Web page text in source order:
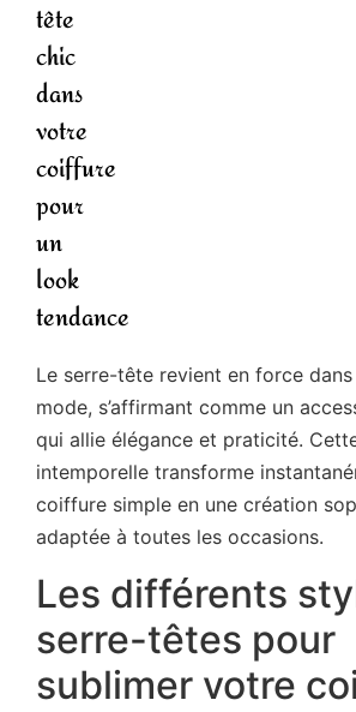
tête
chic
dans
votre
coiffure
pour
un
look
tendance
Le serre-tête revient en force dans
mode, s’affirmant comme un
qui allie élégance et praticité.
intemporelle transforme
coiffure simple en une création
adaptée à toutes les occasions.
Les différents
serre-têtes pour
sublimer votre